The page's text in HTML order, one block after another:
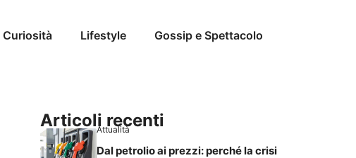
Curiosità Lifestyle Gossip e Spettacolo
Articoli recenti
Attualità
Dal petrolio ai prezzi: perché la crisi